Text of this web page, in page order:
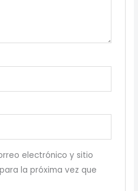
electrónico y sitio
la próxima vez que